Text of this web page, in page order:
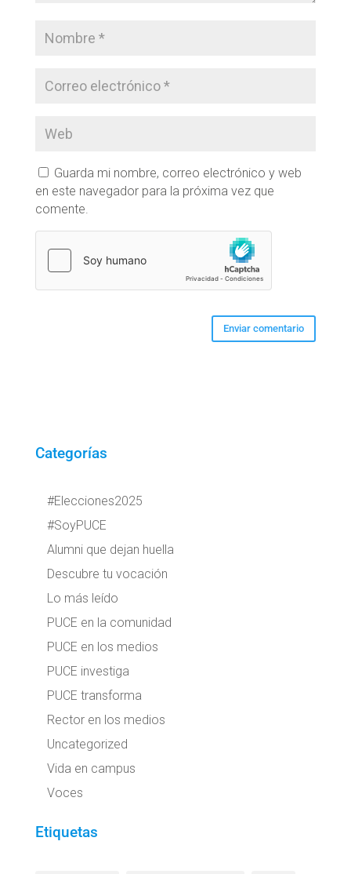
Guarda mi nombre, correo electrónico y web
en este navegador para la próxima vez que
comente.
Categorías
#Elecciones2025
#SoyPUCE
Alumni que dejan huella
Descubre tu vocación
Lo más leído
PUCE en la comunidad
PUCE en los medios
PUCE investiga
PUCE transforma
Rector en los medios
Uncategorized
Vida en campus
Voces
Etiquetas